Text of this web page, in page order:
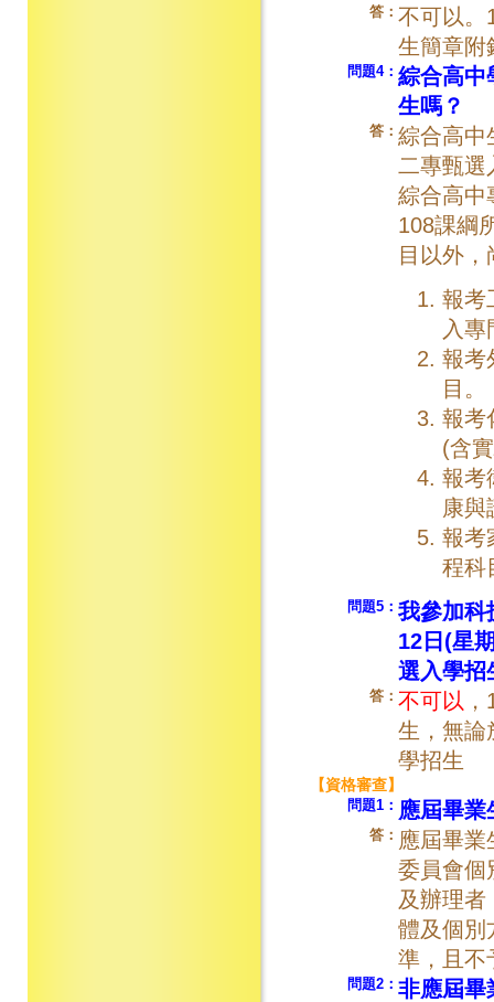
答： 不可以。
生簡章附
問題4： 綜合高中
生嗎？
答： 綜合高中
二專甄選
綜合高中
108課綱
目以外，
報考
入
報考
目。
報考
(含
報考
康與
報考
程科
問題5： 我參加科
12日(星
選入學招
答： 不可以
生，無論
學招生
【資格審查】
問題1： 應屆畢業
答： 應屆畢
委員會個
及辦理
體及個別
準，且不
問題2： 非應屆畢